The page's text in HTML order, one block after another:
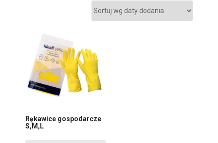
Rękawice gospodarcze
S,M,L